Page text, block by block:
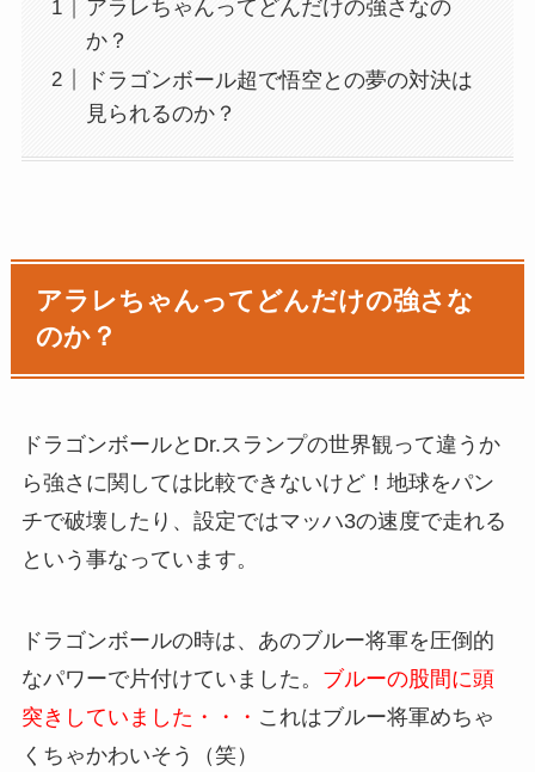
アラレちゃんってどんだけの強さなの
か？
ドラゴンボール超で悟空との夢の対決は
見られるのか？
アラレちゃんってどんだけの強さな
のか？
ドラゴンボールとDr.スランプの世界観って違うか
ら強さに関しては比較できないけど！地球をパン
チで破壊したり、設定ではマッハ3の速度で走れる
という事なっています。
ドラゴンボールの時は、あのブルー将軍を圧倒的
なパワーで片付けていました。 ブルーの股間に頭
突きしていました・・・ これはブルー将軍めちゃ
くちゃかわいそう（笑）